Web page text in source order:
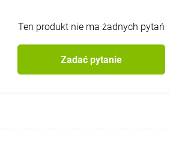
Ten produkt nie ma żadnych pytań
Zadać pytanie